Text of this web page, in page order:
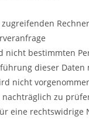
nicht bestimmten
dieser Daten
nicht
nachträglich zu
eine rechtswidrige